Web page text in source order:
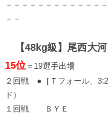
－－－－－－－－－－－－
－－
【48kg級】尾西大
15位 ＝19選手出場
２回戦 ●［Ｔフォール、
ド）
１回戦 ＢＹＥ